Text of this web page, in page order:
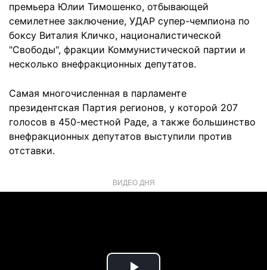
премьера Юлии Тимошенко, отбывающей
семилетнее заключение, УДАР супер-чемпиона по
боксу Виталия Кличко, националистической
"Свободы", фракции Коммунистической партии и
несколько внефракционных депутатов.
Самая многочисленная в парламенте
президентская Партия регионов, у которой 207
голосов в 450-местной Раде, а также большинство
внефракционных депутатов выступили против
отставки.
ВИДЕО ДНЯ